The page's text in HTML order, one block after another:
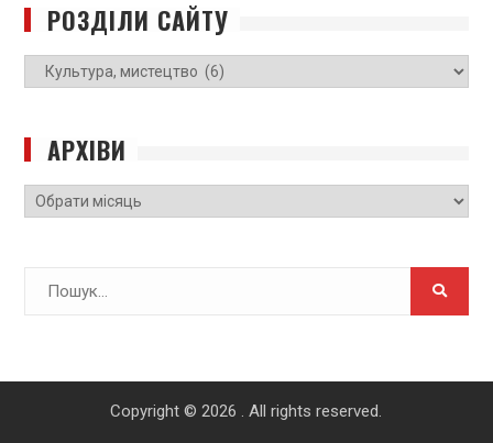
РОЗДІЛИ САЙТУ
РОЗДІЛИ
САЙТУ
АРХІВИ
Архіви
Search
Copyright © 2026 . All rights reserved.